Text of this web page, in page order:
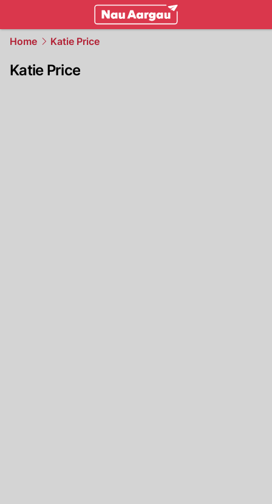
Home Katie Price
Katie Price